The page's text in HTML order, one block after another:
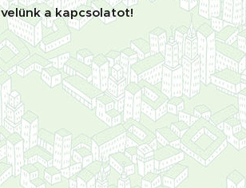
velünk a kapcsolatot!